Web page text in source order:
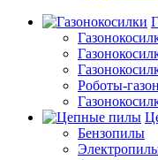
Роботы-
Бензопилы